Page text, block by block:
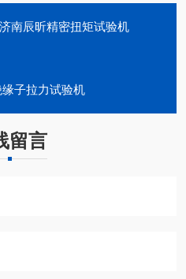
南辰昕精密扭矩试验机
子拉力试验机
留言